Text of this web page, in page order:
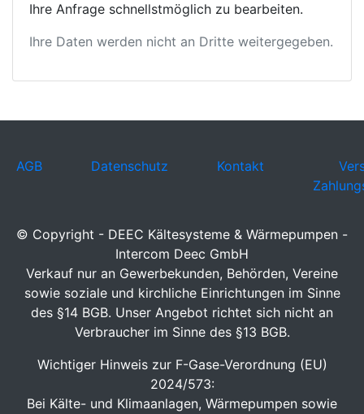
Ihre Anfrage schnellstmöglich zu bearbeiten.
Ihre Daten werden nicht an Dritte weitergegeben.
AGB Datenschutz Kontakt
© Copyright - DEEC Kältesysteme & Wärmepumpen -
Intercom Deec GmbH
Verkauf nur an Gewerbekunden, Behörden, Vereine
sowie soziale und kirchliche Einrichtungen im Sinne
des §14 BGB. Unser Angebot richtet sich nicht an
Verbraucher im Sinne des §13 BGB.
Wichtiger Hinweis zur F-Gase-Verordnung (EU)
2024/573:
Bei Kälte- und Klimaanlagen, Wärmepumpen sowie